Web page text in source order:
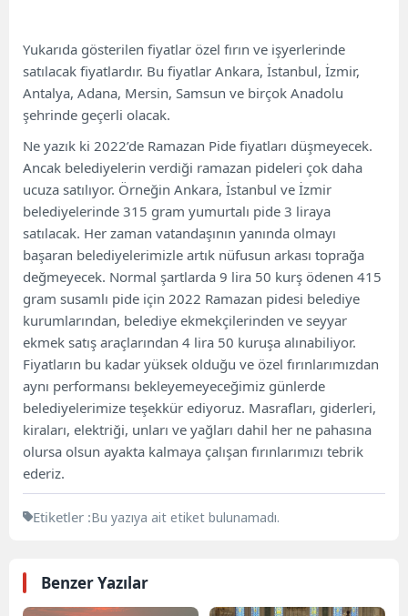
Yukarıda gösterilen fiyatlar özel fırın ve işyerlerinde
satılacak fiyatlardır. Bu fiyatlar Ankara, İstanbul, İzmir,
Antalya, Adana, Mersin, Samsun ve birçok Anadolu
şehrinde geçerli olacak.
Ne yazık ki 2022’de Ramazan Pide fiyatları düşmeyecek.
Ancak belediyelerin verdiği ramazan pideleri çok daha
ucuza satılıyor. Örneğin Ankara, İstanbul ve İzmir
belediyelerinde 315 gram yumurtalı pide 3 liraya
satılacak. Her zaman vatandaşının yanında olmayı
başaran belediyelerimizle artık nüfusun arkası toprağa
değmeyecek. Normal şartlarda 9 lira 50 kurş ödenen 415
gram susamlı pide için 2022 Ramazan pidesi belediye
kurumlarından, belediye ekmekçilerinden ve seyyar
ekmek satış araçlarından 4 lira 50 kuruşa alınabiliyor.
Fiyatların bu kadar yüksek olduğu ve özel fırınlarımızdan
aynı performansı bekleyemeyeceğimiz günlerde
belediyelerimize teşekkür ediyoruz. Masrafları, giderleri,
kiraları, elektriği, unları ve yağları dahil her ne pahasına
olursa olsun ayakta kalmaya çalışan fırınlarımızı tebrik
ederiz.
Etiketler :Bu yazıya ait etiket bulunamadı.
Benzer Yazılar